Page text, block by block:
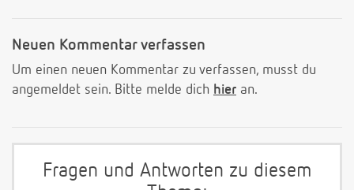
Neuen Kommentar verfassen
Um einen neuen Kommentar zu verfassen, musst du
angemeldet sein. Bitte melde dich hier an.
Fragen und Antworten zu diesem